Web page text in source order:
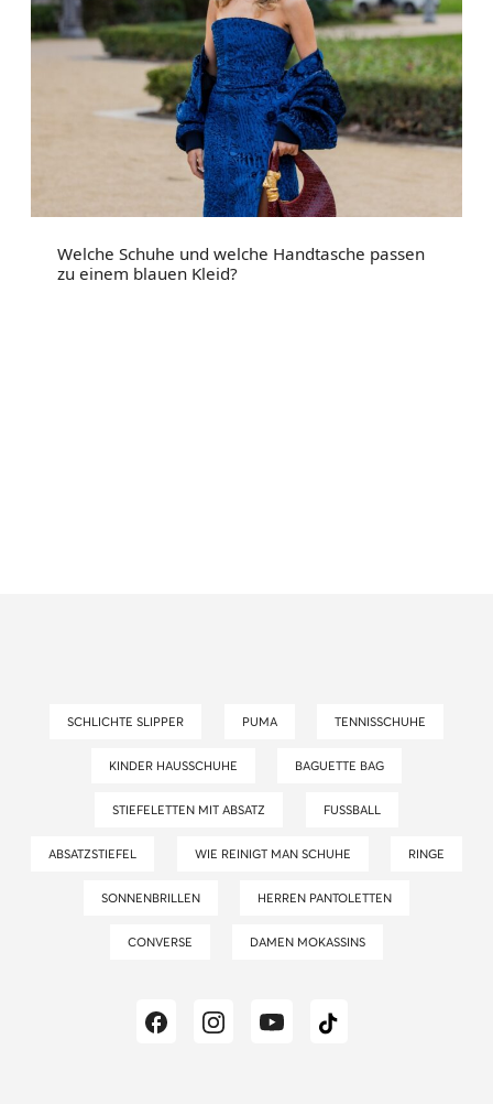
Welche Schuhe und welche Handtasche passen
zu einem blauen Kleid?
SCHLICHTE SLIPPER PUMA TENNISSCHUHE
KINDER HAUSSCHUHE BAGUETTE BAG
STIEFELETTEN MIT ABSATZ FUSSBALL
ABSATZSTIEFEL WIE REINIGT MAN SCHUHE RINGE
SONNENBRILLEN HERREN PANTOLETTEN
CONVERSE DAMEN MOKASSINS